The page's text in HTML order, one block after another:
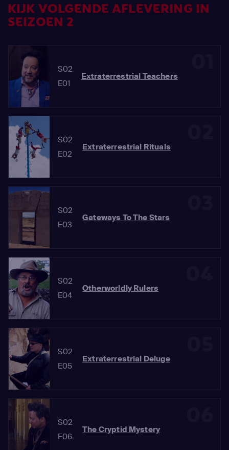
KIJK VOLGENDE AFLEVERING IN
SEIZOEN 2
S02
E01
Extraterrestrial Teachers
S02
E02
Extraterrestrial Rituals
S02
E03
Gateways To The Stars
S02
E04
Otherworldly Rulers
S02
E05
Extraterrestrial Deluge
S02
E06
The Cryptid Mystery